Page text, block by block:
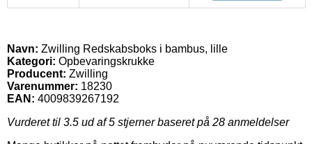
Navn: Zwilling Redskabsboks i bambus, lille
Kategori: Opbevaringskrukke
Producent: Zwilling
Varenummer: 18230
EAN: 4009839267192
Vurderet til 3.5 ud af 5 stjerner baseret på 28 anmeldelser